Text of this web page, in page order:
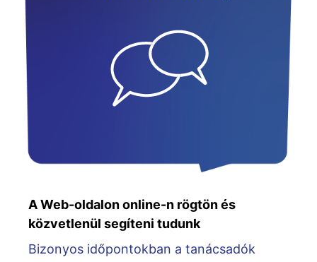
A Web-oldalon online-n rögtön és
közvetlenül segíteni tudunk
Bizonyos időpontokban a tanácsadók